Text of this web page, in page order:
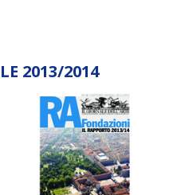
2013/2014